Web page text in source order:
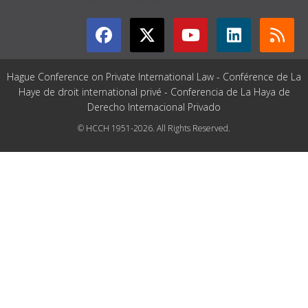
Hague Conference on Private International Law - Conférence de La
Haye de droit international privé - Conferencia de La Haya de
Derecho Internacional Privado
© HCCH 1951-2026. All Rights Reserved.